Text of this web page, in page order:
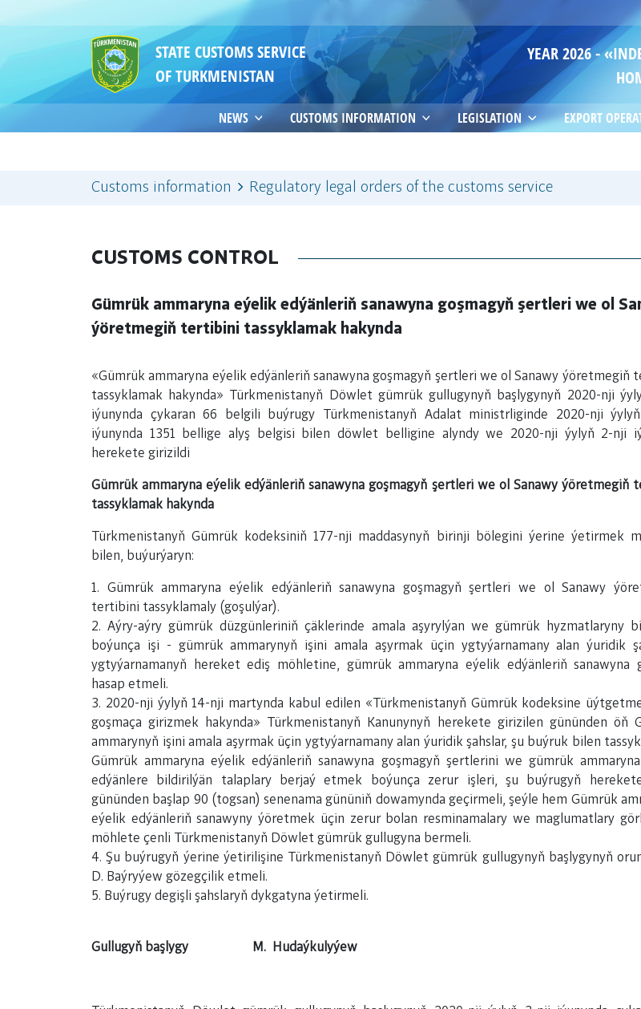
STATE CUSTOMS SERVICE
OF TURKMENISTAN
YEAR 2026 -
NEWS CUSTOMS INFORMATION LEGISLATION EXPORT
Customs information Regulatory legal orders of the customs service
CUSTOMS CONTROL
Gümrük ammaryna eýelik edýänleriň sanawyna goşmagyň şertleri we ol
ýöretmegiň tertibini tassyklamak hakynda
«Gümrük ammaryna eýelik edýänleriň sanawyna goşmagyň şertleri we ol Sanawy ýöretmegiň
tassyklamak hakynda» Türkmenistanyň Döwlet gümrük gullugynyň başlygynyň 2020-nji
iýunynda çykaran 66 belgili buýrugy Türkmenistanyň Adalat ministrliginde 2020-nji
iýunynda 1351 bellige alyş belgisi bilen döwlet belligine alyndy we 2020-nji ýylyň 2-nji
herekete girizildi
Gümrük ammaryna eýelik edýänleriňsanawyna goşmagyň şertleri we ol Sanawy ýöretmegiň
tassyklamak hakynda
Türkmenistanyň Gümrük kodeksiniň 177-nji maddasynyň birinji bölegini ýerine ýetirmek
bilen, buýurýaryn:
1. Gümrük ammaryna eýelik edýänleriň sanawyna goşmagyň şertleri we ol Sanawy
tertibini tassyklamaly (goşulýar).
2. Aýry-aýry gümrük düzgünleriniň çäklerinde amala aşyrylýan we gümrük hyzmatlaryny
boýunça işi - gümrük ammarynyň işini amala aşyrmak üçin ygtyýarnamany alan ýuridik
ygtyýarnamanyň hereket ediş möhletine, gümrük ammaryna eýelik edýänleriň sanawyna
hasap etmeli.
3. 2020-nji ýylyň 14-nji martynda kabul edilen «Türkmenistanyň Gümrük kodeksine
goşmaça girizmek hakynda» Türkmenistanyň Kanunynyň herekete girizilen gününden öň
ammarynyň işini amala aşyrmak üçin ygtyýarnamany alan ýuridik şahslar, şu buýruk bilen
Gümrük ammaryna eýelik edýänleriň sanawyna goşmagyň şertlerini we gümrük
edýänlere bildirilýän talaplary berjaý etmek boýunça zerur işleri, şu buýrugyň
gününden başlap 90 (togsan) senenama gününiň dowamynda geçirmeli, şeýle hem Gümrük
eýelik edýänleriň sanawyny ýöretmek üçin zerur bolan resminamalary we maglumatlary
möhlete çenli Türkmenistanyň Döwlet gümrük gullugyna bermeli.
4. Şu buýrugyň ýerine ýetirilişine Türkmenistanyň Döwlet gümrük gullugynyň başlygynyň
D. Baýryýew gözegçilik etmeli.
5. Buýrugy degişli şahslaryň dykgatyna ýetirmeli.
Gullugyň başlygy M. Hudaýkulyýew